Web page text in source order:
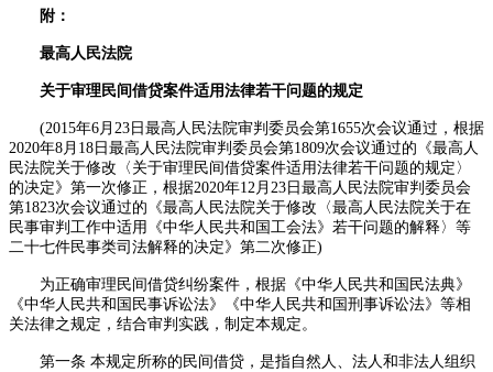
附：
最高人民法院
关于审理民间借贷案件适用法律若干问题的规定
(2015年6月23日最高人民法院审判委员会第1655次会议通过，根据
2020年8月18日最高人民法院审判委员会第1809次会议通过的《最高人
民法院关于修改〈关于审理民间借贷案件适用法律若干问题的规定〉
的决定》第一次修正，根据2020年12月23日最高人民法院审判委员会
第1823次会议通过的《最高人民法院关于修改〈最高人民法院关于在
民事审判工作中适用《中华人民共和国工会法》若干问题的解释〉等
二十七件民事类司法解释的决定》第二次修正)
为正确审理民间借贷纠纷案件，根据《中华人民共和国民法典》
《中华人民共和国民事诉讼法》《中华人民共和国刑事诉讼法》等相
关法律之规定，结合审判实践，制定本规定。
第一条 本规定所称的民间借贷，是指自然人、法人和非法人组织